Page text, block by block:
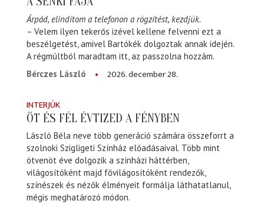
Árpád, elindítom a telefonon a rögzítést, kezdjük.
– Velem ilyen tekerős izével kellene felvenni ezt a
beszélgetést, amivel Bartókék dolgoztak annak idején.
A régmúltból maradtam itt, az passzolna hozzám.
Bérczes László
2026. december 28.
INTERJÚK
ÖT ÉS FÉL ÉVTIZED A FÉNYBEN
László Béla neve több generáció számára összeforrt a
szolnoki Szigligeti Színház előadásaival. Több mint
ötvenöt éve dolgozik a színházi háttérben,
világosítóként majd fővilágosítóként rendezők,
színészek és nézők élményeit formálja láthatatlanul,
mégis meghatározó módon.